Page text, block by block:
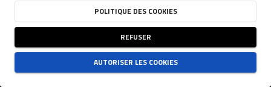
Rechercher
Rechercher
CONDITIONS GÉNÉRALES D'UTILISATION DU SITE-POLITIQUE DE CONFIDENTIALITÉ
POLITIQUE DES COOKIES
POLITIQUE DES COOKIES
REFUSER
AUTORISER LES COOKIES